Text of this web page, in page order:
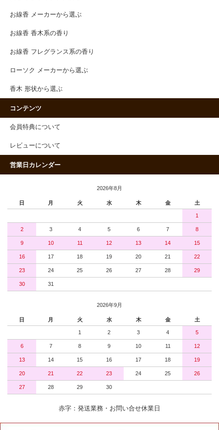
お線香 メーカーから選ぶ
お線香 香木系の香り
お線香 フレグランス系の香り
ローソク メーカーから選ぶ
香木 形状から選ぶ
コンテンツ
会員特典について
レビューについて
営業日カレンダー
2026年8月
日 月 火 水 木 金 土
1
2 3 4 5 6 7 8
9 10 11 12 13 14 15
16 17 18 19 20 21 22
23 24 25 26 27 28 29
30 31
2026年9月
日 月 火 水 木 金 土
1 2 3 4 5
6 7 8 9 10 11 12
13 14 15 16 17 18 19
20 21 22 23 24 25 26
27 28 29 30
赤字：発送業務・お問い合せ休業日